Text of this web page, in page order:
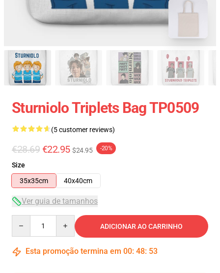
Sturniolo Triplets Bag TP0509
(5 customer reviews)
€28.69 €22.95 $24.95 -20%
Size
35x35cm
40x40cm
Ver guia de tamanhos
ADICIONAR AO CARRINHO
Esta promoção termina em 00: 48: 52